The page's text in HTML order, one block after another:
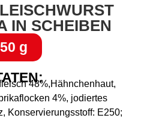
IN SCHEIBEN
g
48%,Hähnchenhaut,
4%, jodiertes
Konservierungsstoff: E250;